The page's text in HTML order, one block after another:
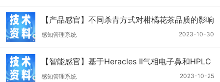
【产品感官】不同杀青方式对柑橘花茶品质的影响
2023-10-30
感知管理系统
【智能感官】基于Heracles II气相电子鼻和HPLC
多成分含量分析的焦山楂烘制工艺研究
2023-10-25
感知管理系统